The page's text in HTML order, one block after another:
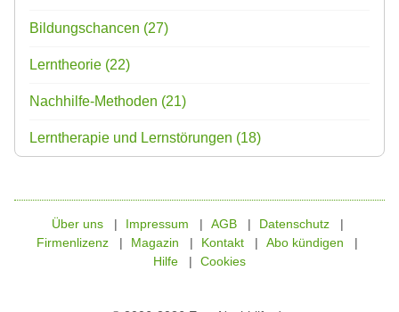
Bildungschancen (27)
Lerntheorie (22)
Nachhilfe-Methoden (21)
Lerntherapie und Lernstörungen (18)
Über uns Impressum AGB
Datenschutz
Firmenlizenz
Magazin Kontakt
Abo kündigen
Hilfe
Cookies